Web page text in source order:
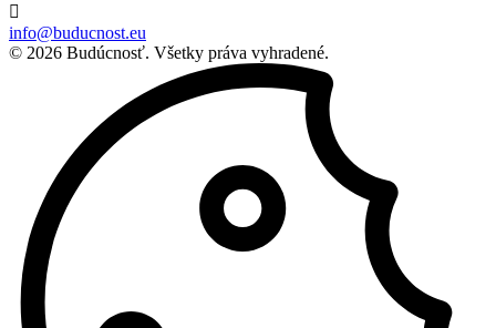

info@buducnost.eu
© 2026 Budúcnosť. Všetky práva vyhradené.